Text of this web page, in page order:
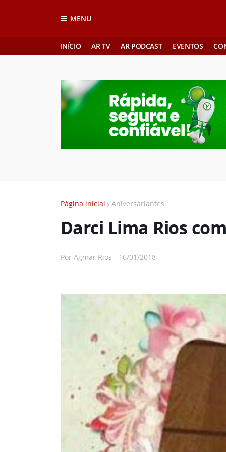
MENU
INÍCIO AR TV AR PODCAST EVENTOS
Página inicial Aniversariantes
Darci Lima Rios
Por Agmar Rios - 16/01/2018